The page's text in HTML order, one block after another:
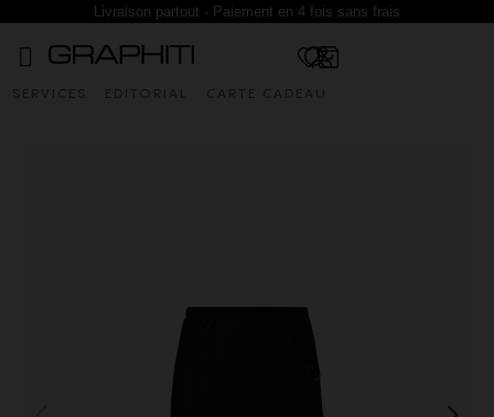
Livraison partout - Paiement en 4 fois sans frais
SERVICES EDITORIAL CARTE CADEAU